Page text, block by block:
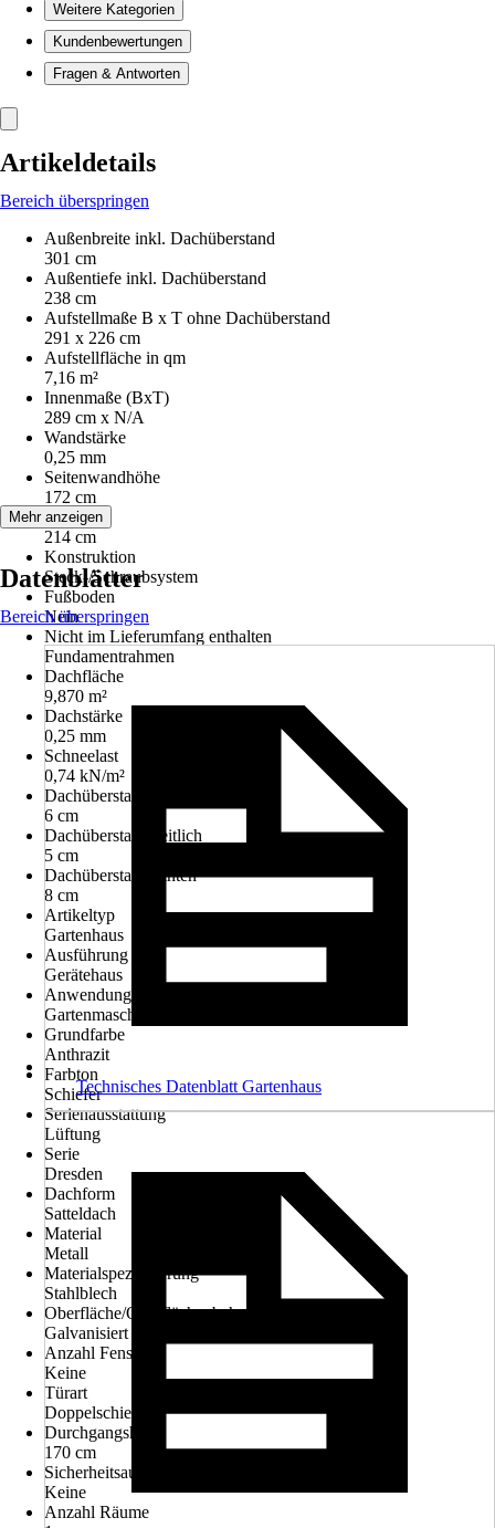
Weitere Kategorien
Kundenbewertungen
Fragen & Antworten
Artikeldetails
Bereich überspringen
Außenbreite inkl. Dachüberstand
301 cm
Außentiefe inkl. Dachüberstand
238 cm
Aufstellmaße B x T ohne Dachüberstand
291 x 226 cm
Aufstellfläche in qm
7,16 m²
Innenmaße (BxT)
289 cm x N/A
Wandstärke
0,25 mm
Seitenwandhöhe
172 cm
Firsthöhe
214 cm
Konstruktion
Steck-/Schraubsystem
Fußboden
Nein
Nicht im Lieferumfang enthalten
Fundamentrahmen
Dachfläche
9,870 m²
Dachstärke
0,25 mm
Schneelast
0,74 kN/m²
Dachüberstand vorn
6 cm
Dachüberstand seitlich
5 cm
Dachüberstand hinten
8 cm
Artikeltyp
Gartenhaus
Ausführung
Gerätehaus
Anwendungsbereich
Gartenmaschinen, Gartenmöbel, Gartenwerkzeug
Grundfarbe
Anthrazit
Farbton
Schiefer
Serienausstattung
Lüftung
Serie
Dresden
Dachform
Satteldach
Material
Metall
Materialspezifizierung
Stahlblech
Oberfläche/Oberflächenbehandlung
Galvanisiert
Anzahl Fenster
Keine
Türart
Doppelschiebetür
Durchgangshöhe
170 cm
Sicherheitsausstattung
Keine
Anzahl Räume
Mehr anzeigen
Datenblätter
Bereich überspringen
Technisches Datenblatt Gartenhaus